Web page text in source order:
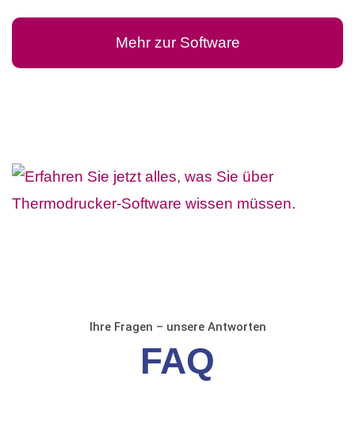
Mehr zur Software
Ihre Fragen – unsere Antworten
FAQ